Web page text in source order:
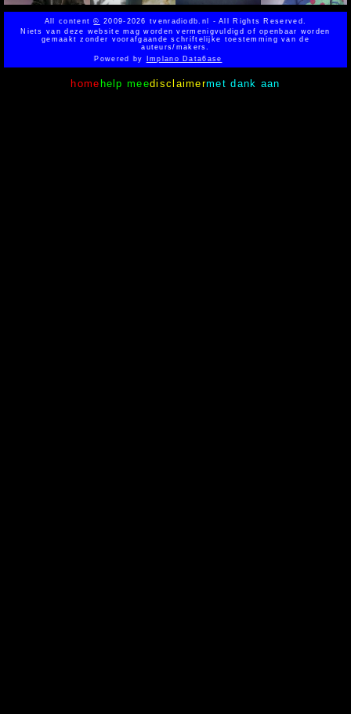
All content© 2009-2026 tvenradiodb.nl - All Rights Reserved.
Niets van deze website mag worden vermenigvuldigd of openbaar worden
gemaakt zonder voorafgaande schriftelijke toestemming van de
auteurs/makers.
Powered byImplano Data6ase
homehelp meedisclaimermet dank aan